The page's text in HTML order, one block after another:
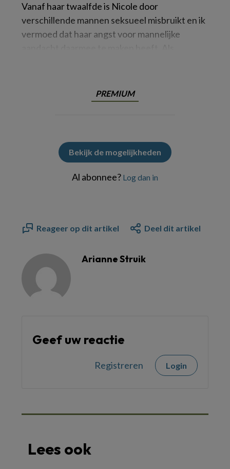
Vanaf haar twaalfde is Nicole door
verschillende mannen seksueel misbruikt en ik
vermoed dat haar angst voor mannelijke
PREMIUM
Bekijk de mogelijkheden
Al abonnee? Log dan in
Reageer op dit artikel Deel dit artikel
Arianne Struik
Geef uw reactie
Registreren Login
Lees ook